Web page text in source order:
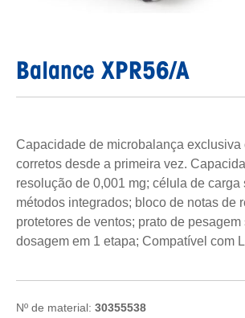
Balance XPR56/A
Capacidade de microbalança exclusiva
corretos desde a primeira vez.
resolução de 0,001 mg; célula de carga
métodos integrados; bloco de notas de
protetores de ventos; prato de pesagem
dosagem em 1 etapa; Compatível com
Nº de material: 30355538